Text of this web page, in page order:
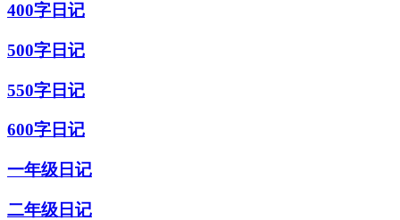
400字日记
500字日记
550字日记
600字日记
一年级日记
二年级日记